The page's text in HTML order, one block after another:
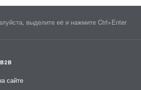
выделите её и нажмите Ctrl+Enter
сайте